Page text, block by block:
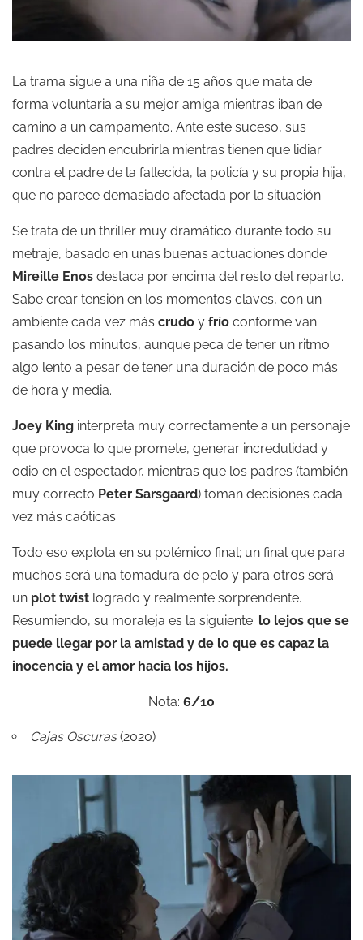
La trama sigue a una niña de 15 años que mata de
forma voluntaria a su mejor amiga mientras iban de
camino a un campamento. Ante este suceso, sus
padres deciden encubrirla mientras tienen que lidiar
contra el padre de la fallecida, la policía y su propia hija,
que no parece demasiado afectada por la situación.
Se trata de un thriller muy dramático durante todo su
metraje, basado en unas buenas actuaciones donde
Mireille Enos destaca por encima del resto del reparto.
Sabe crear tensión en los momentos claves, con un
ambiente cada vez más crudo y frío conforme van
pasando los minutos, aunque peca de tener un ritmo
algo lento a pesar de tener una duración de poco más
de hora y media.
Joey King interpreta muy correctamente a un personaje
que provoca lo que promete, generar incredulidad y
odio en el espectador, mientras que los padres (también
muy correcto Peter Sarsgaard) toman decisiones cada
vez más caóticas.
Todo eso explota en su polémico final; un final que para
muchos será una tomadura de pelo y para otros será
un plot twist logrado y realmente sorprendente.
Resumiendo, su moraleja es la siguiente: lo lejos que se
puede llegar por la amistad y de lo que es capaz la
inocencia y el amor hacia los hijos.
Nota: 6/10
Cajas Oscuras(2020)